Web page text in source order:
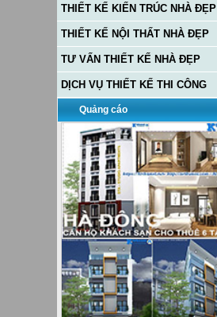
THIẾT KẾ KIẾN TRÚC NHÀ ĐẸP
THIẾT KẾ NỘI THẤT NHÀ ĐẸP
TƯ VẤN THIẾT KẾ NHÀ ĐẸP
DỊCH VỤ THIẾT KẾ THI CÔNG
Quảng cáo